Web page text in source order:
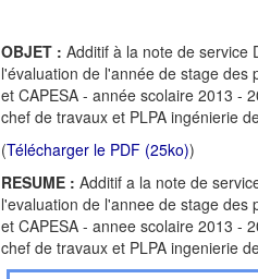
OBJET : Additif à la note de service
l'évaluation de l'année de stage des
et CAPESA - année scolaire 2013 -
chef de travaux et PLPA ingénierie
(Télécharger le PDF (25ko))
RESUME : Additif a la note de
l'evaluation de l'annee de stage des
et CAPESA - annee scolaire 2013 -
chef de travaux et PLPA ingenierie